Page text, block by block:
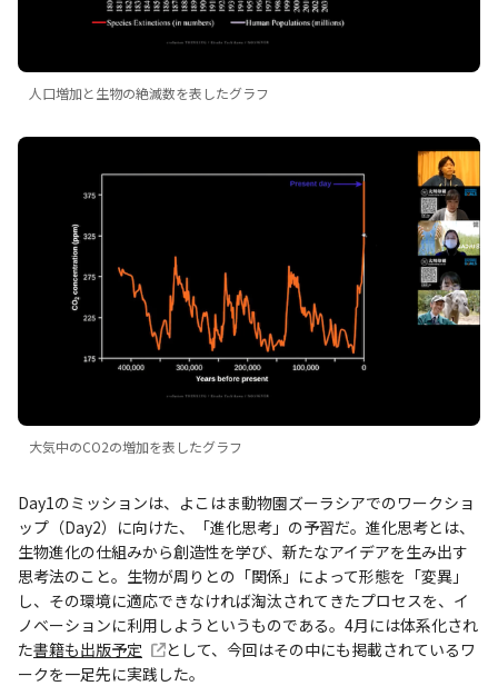
人口増加と生物の絶滅数を表したグラフ
大気中のCO2の増加を表したグラフ
Day1のミッションは、よこはま動物園ズーラシアでのワークショ
ップ（Day2）に向けた、「進化思考」の予習だ。進化思考とは、
生物進化の仕組みから創造性を学び、新たなアイデアを生み出す
思考法のこと。生物が周りとの「関係」によって形態を「変異」
し、その環境に適応できなければ淘汰されてきたプロセスを、イ
ノベーションに利用しようというものである。4月には体系化され
た書籍も出版予定
として、今回はその中にも掲載されているワ
ークを一足先に実践した。